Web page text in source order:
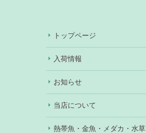
トップページ
入荷情報
お知らせ
当店について
熱帯魚・金魚・メダカ・水草